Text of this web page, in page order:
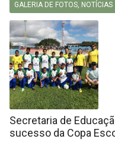
GALERIA DE FOTOS, NOTÍCIAS
Secretaria de
sucesso da Copa